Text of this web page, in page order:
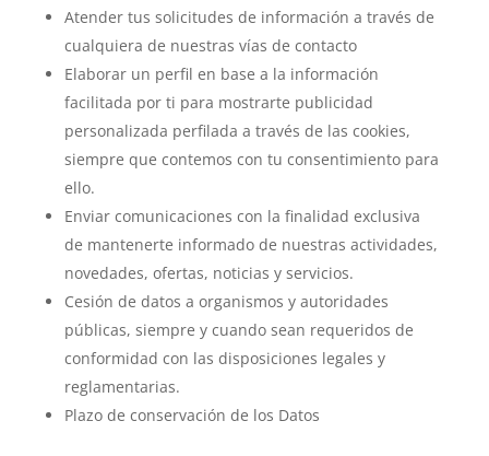
Atender tus solicitudes de información a través de
cualquiera de nuestras vías de contacto
Elaborar un perfil en base a la información
facilitada por ti para mostrarte publicidad
personalizada perfilada a través de las cookies,
siempre que contemos con tu consentimiento para
ello.
Enviar comunicaciones con la finalidad exclusiva
de mantenerte informado de nuestras actividades,
novedades, ofertas, noticias y servicios.
Cesión de datos a organismos y autoridades
públicas, siempre y cuando sean requeridos de
conformidad con las disposiciones legales y
reglamentarias.
Plazo de conservación de los Datos